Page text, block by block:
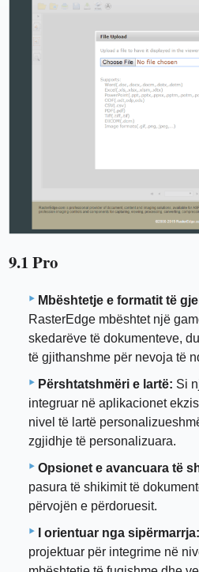
9.1 Pro
Mbështetje e formatit të
RasterEdge mbështet një
skedarëve të dokumenteve,
të gjithanshme për nevoja të
Përshtatshmëri e lartë: Si
integruar në aplikacionet
nivel të lartë
zgjidhje të personalizuara.
Opsionet e avancuara të
pasura të shikimit të
përvojën e përdoruesit.
I orientuar nga sipërmarrja:
projektuar për integrime në